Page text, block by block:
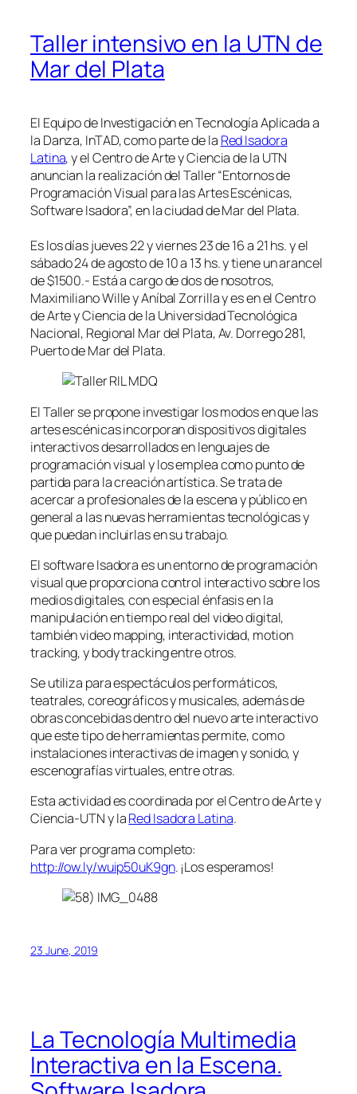
Taller intensivo en la UTN de
Mar del Plata
El Equipo de Investigación en Tecnología Aplicada a
la Danza, InTAD, como parte de la Red Isadora
Latina, y el Centro de Arte y Ciencia de la UTN
anuncian la realización del Taller “Entornos de
Programación Visual para las Artes Escénicas,
Software Isadora”, en la ciudad de Mar del Plata.
Es los días jueves 22 y viernes 23 de 16 a 21 hs. y el
sábado 24 de agosto de 10 a 13 hs. y tiene un arancel
de $1500.- Está a cargo de dos de nosotros,
Maximiliano Wille y Aníbal Zorrilla y es en el Centro
de Arte y Ciencia de la Universidad Tecnológica
Nacional, Regional Mar del Plata, Av. Dorrego 281,
Puerto de Mar del Plata.
El Taller se propone investigar los modos en que las
artes escénicas incorporan dispositivos digitales
interactivos desarrollados en lenguajes de
programación visual y los emplea como punto de
partida para la creación artística. Se trata de
acercar a profesionales de la escena y público en
general a las nuevas herramientas tecnológicas y
que puedan incluirlas en su trabajo.
El software Isadora es un entorno de programación
visual que proporciona control interactivo sobre los
medios digitales, con especial énfasis en la
manipulación en tiempo real del video digital,
también video mapping, interactividad, motion
tracking, y body tracking entre otros.
Se utiliza para espectáculos performáticos,
teatrales, coreográficos y musicales, además de
obras concebidas dentro del nuevo arte interactivo
que este tipo de herramientas permite, como
instalaciones interactivas de imagen y sonido, y
escenografías virtuales, entre otras.
Esta actividad es coordinada por el Centro de Arte y
Ciencia-UTN y laRed Isadora Latina.
Para ver programa completo:
http://ow.ly/wuip50uK9gn. ¡Los esperamos!
23 June, 2019
La Tecnología Multimedia
Interactiva en la Escena.